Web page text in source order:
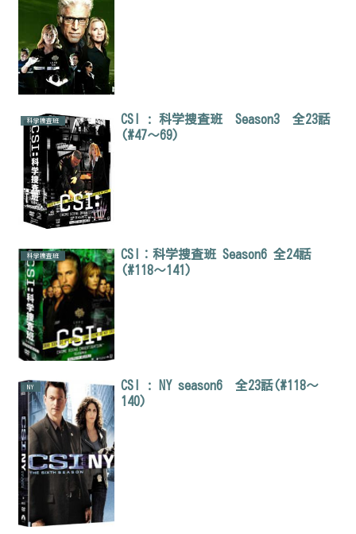
科学捜査班
CSI : 科学捜査班 Season3 全23話
(#47～69)
科学捜査班
CSI：科学捜査班 Season6 全24話
(#118～141)
NY
CSI : NY season6 全23話(#118～
140)